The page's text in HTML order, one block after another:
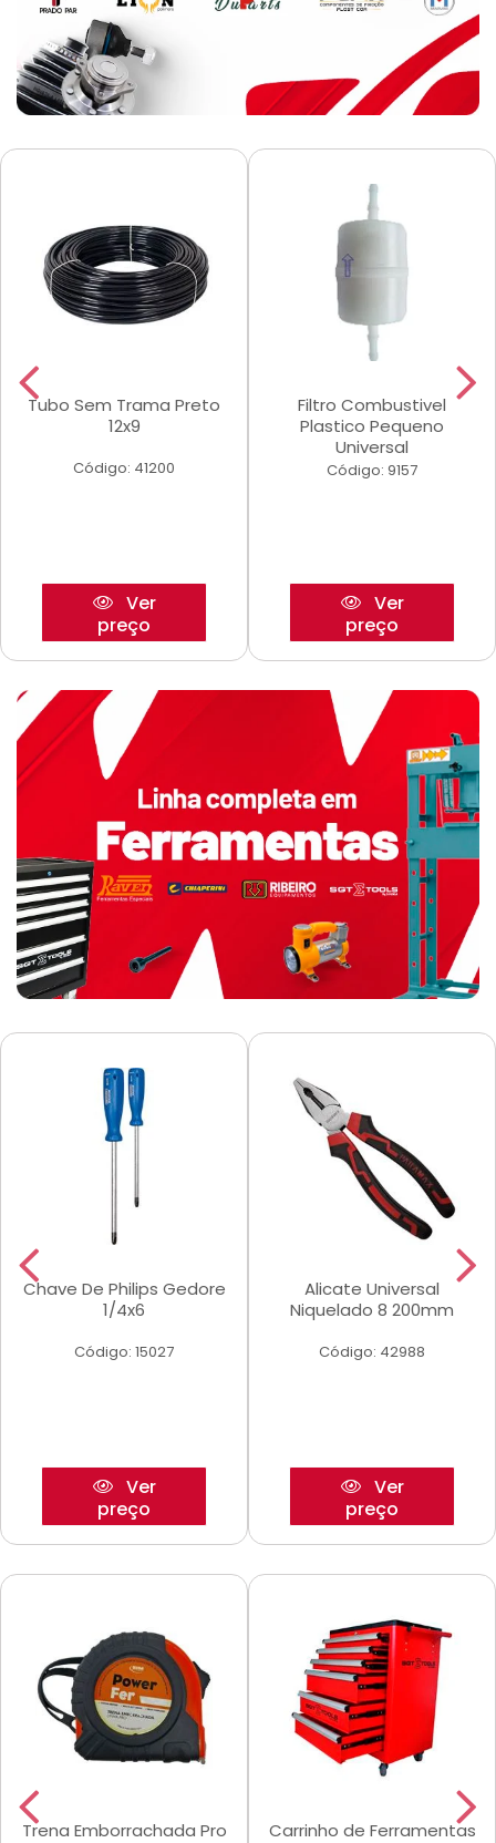
Tubo Sem Trama Preto
12x9
Código: 41200
Ver
preço
Filtro Combustivel
Plastico Pequeno
Universal
Código: 9157
Ver
preço
Chave De Philips Gedore
1/4x6
Código: 15027
Ver
preço
Alicate Universal
Niquelado 8 200mm
Código: 42988
Ver
preço
Trena Emborrachada Pro
Carrinho de Ferramentas